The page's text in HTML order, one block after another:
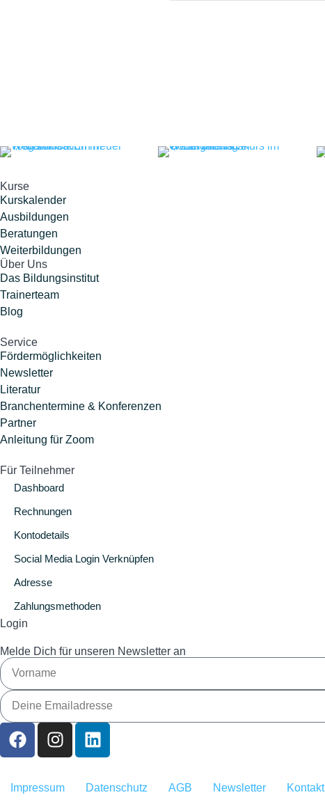
Kurse
Kurskalender
Ausbildungen
Beratungen
Weiterbildungen
Über Uns
Das Bildungsinstitut
Trainerteam
Blog
Service
Fördermöglichkeiten
Newsletter
Literatur
Branchentermine & Konferenzen
Partner
Anleitung für Zoom
Für Teilnehmer
Dashboard
Rechnungen
Kontodetails
Social Media Login Verknüpfen
Adresse
Zahlungsmethoden
Login
Melde Dich für unseren Newsletter an
Impressum Datenschutz AGB Newsletter
Kontakt